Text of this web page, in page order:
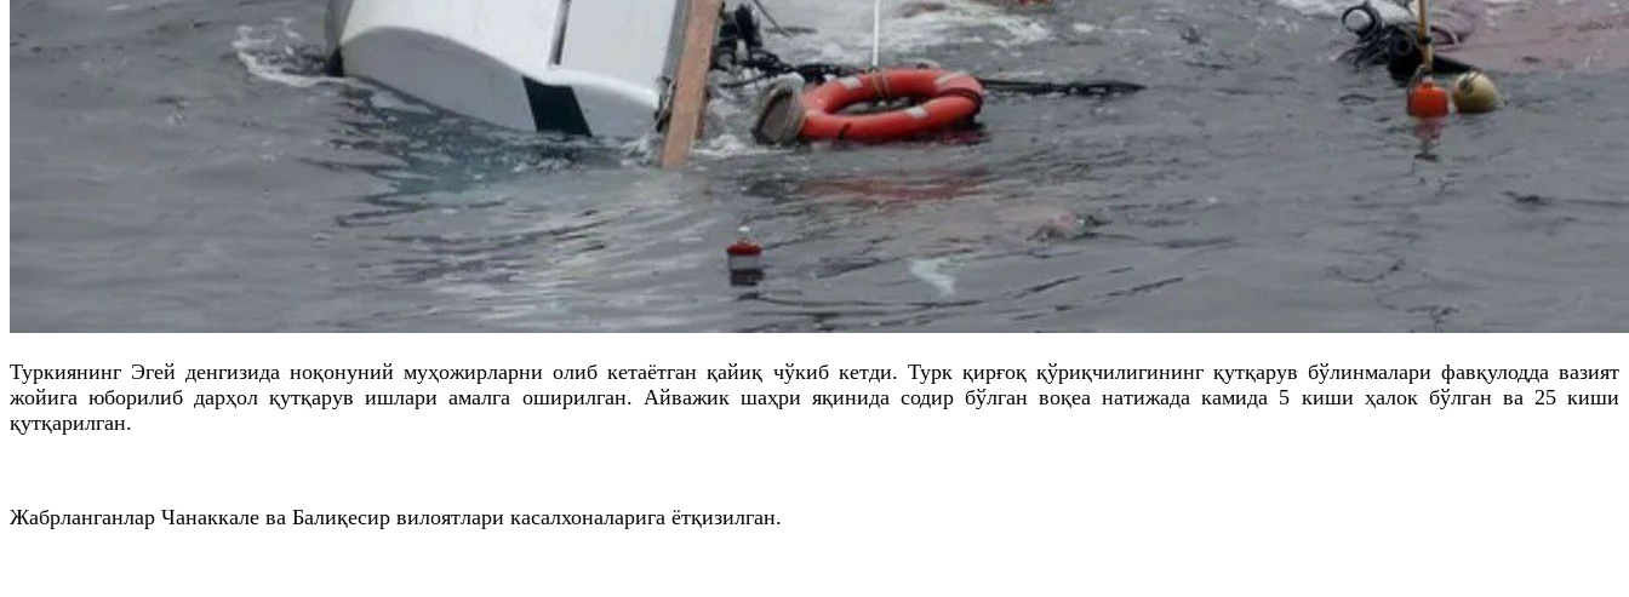
Туркиянинг Эгей денгизида ноқонуний муҳожирларни олиб кетаётган қайиқ чўкиб кетди. Турк қирғоқ қўриқчилигининг қутқарув бўлинмалари фавқулодда вазият
жойига юборилиб дарҳол қутқарув ишлари амалга оширилган. Айважик шаҳри яқинида содир бўлган воқеа натижада камида 5 киши ҳалок бўлган ва 25 киши
қутқарилган.
Жабрланганлар Чанаккале ва Балиқесир вилоятлари касалхоналарига ётқизилган.